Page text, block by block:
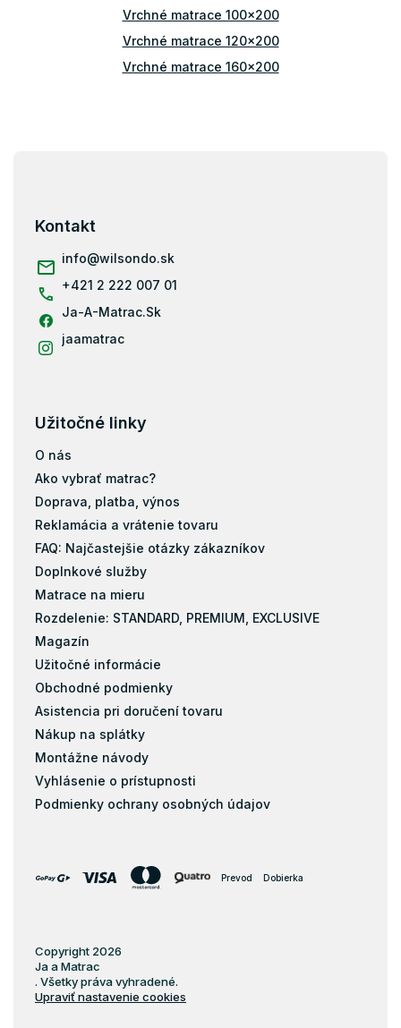
p
i
u
Vrchné matrace 100x200
Vrchné matrace 120x200
Vrchné matrace 160x200
Vrchné matrace 10 cm
Vrchný matrac 80x200
Vrchný matrac 90x200
Vrchný matrac 160x200
Kontakt
info@wilsondo.sk
+421 2 222 007 01
Ja-A-Matrac.Sk
jaamatrac
Užitočné linky
O nás
Ako vybrať matrac?
Doprava, platba, výnos
Reklamácia a vrátenie tovaru
FAQ: Najčastejšie otázky zákazníkov
Doplnkové služby
Matrace na mieru
Rozdelenie: STANDARD, PREMIUM, EXCLUSIVE
Magazín
Užitočné informácie
Obchodné podmienky
Asistencia pri doručení tovaru
Nákup na splátky
Montážne návody
Vyhlásenie o prístupnosti
Podmienky ochrany osobných údajov
Prevod Dobierka
Copyright 2026
Ja a Matrac
. Všetky práva vyhradené.
Upraviť nastavenie cookies